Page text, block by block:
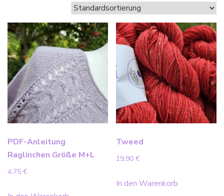
PDF-Anleitung
Raglinchen Größe M+L
4,75 €
Tweed
19,90€
In den Warenkorb